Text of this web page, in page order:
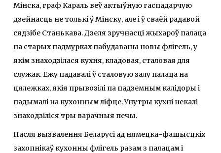
Мінска, граф Караль веў актыўную гаспадарчую
дзейнасць не толькі ў Мінску, але і ў сваёй радавой
сядзібе Станькава. Дзеля зручнасці жыхароў палаца
на старых падмурках пабудаваны новы флігель, у
якім знаходзілася кухня, кладовая, сталовая для
служак. Ежу падавалі ў сталовую залу палаца на
цялежках, якія прывозілі па падземным калідоры і
падымалі на кухонным ліфце. Унутры кухні некалі
знаходзіліся тры варачныя печы.
Пасля вызвалення Беларусі ад нямецка-фашысцкіх
захопнікаў кухонны флігель разам з палацам і